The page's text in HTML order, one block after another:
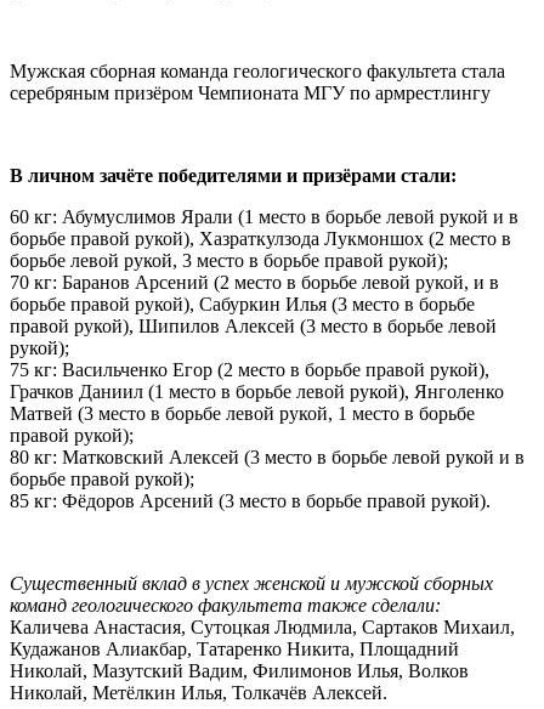
Мужская сборная команда геологического факультета стала
серебряным призёром Чемпионата МГУ по армрестлингу
В личном зачёте победителями и призёрами стали:
60 кг: Абумуслимов Ярали (1 место в борьбе левой рукой и в
борьбе правой рукой), Хазраткулзода Лукмоншох (2 место в
борьбе левой рукой, 3 место в борьбе правой рукой);
70 кг: Баранов Арсений (2 место в борьбе левой рукой, и в
борьбе правой рукой), Сабуркин Илья (3 место в борьбе
правой рукой), Шипилов Алексей (3 место в борьбе левой
рукой);
75 кг: Васильченко Егор (2 место в борьбе правой рукой),
Грачков Даниил (1 место в борьбе левой рукой), Янголенко
Матвей (3 место в борьбе левой рукой, 1 место в борьбе
правой рукой);
80 кг: Матковский Алексей (3 место в борьбе левой рукой и в
борьбе правой рукой);
85 кг: Фёдоров Арсений (3 место в борьбе правой рукой).
Существенный вклад в успех женской и мужской сборных
команд геологического факультета также сделали:
Каличева Анастасия, Сутоцкая Людмила, Сартаков Михаил,
Кудажанов Алиакбар, Татаренко Никита, Площадний
Николай, Мазутский Вадим, Филимонов Илья, Волков
Николай, Метёлкин Илья, Толкачёв Алексей.